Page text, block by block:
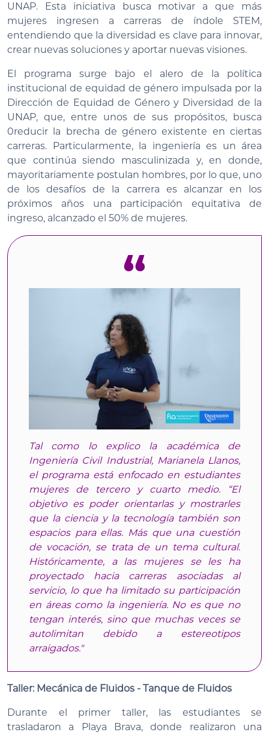
UNAP. Esta iniciativa busca motivar a que más
mujeres ingresen a carreras de índole STEM,
entendiendo que la diversidad es clave para innovar,
crear nuevas soluciones y aportar nuevas visiones.
El programa surge bajo el alero de la política
institucional de equidad de género impulsada por la
Dirección de Equidad de Género y Diversidad de la
UNAP, que, entre unos de sus propósitos, busca
0reducir la brecha de género existente en ciertas
carreras. Particularmente, la ingeniería es un área
que continúa siendo masculinizada y, en donde,
mayoritariamente postulan hombres, por lo que, uno
de los desafíos de la carrera es alcanzar en los
próximos años una participación equitativa de
ingreso, alcanzado el 50% de mujeres.
Tal como lo explico la académica de
Ingeniería Civil Industrial, Marianela Llanos,
el programa está enfocado en estudiantes
mujeres de tercero y cuarto medio. “El
objetivo es poder orientarlas y mostrarles
que la ciencia y la tecnología también son
espacios para ellas. Más que una cuestión
de vocación, se trata de un tema cultural.
Históricamente, a las mujeres se les ha
proyectado hacia carreras asociadas al
servicio, lo que ha limitado su participación
en áreas como la ingeniería. No es que no
tengan interés, sino que muchas veces se
autolimitan debido a estereotipos
arraigados."
Taller: Mecánica de Fluidos - Tanque de Fluidos
Durante el primer taller, las estudiantes se
trasladaron a Playa Brava, donde realizaron una